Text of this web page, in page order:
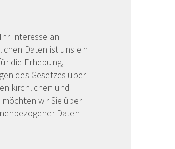
Interesse an
Daten ist uns ein
die Erhebung,
des Gesetzes über
kirchlichen und
wir Sie über
Daten